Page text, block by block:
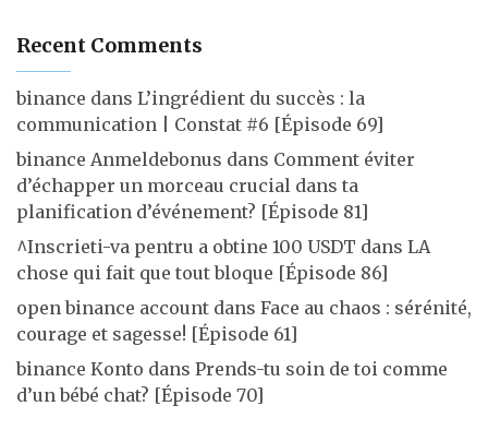
Recent Comments
binance dans L’ingrédient du succès : la
communication | Constat #6 [Épisode 69]
binance Anmeldebonus dans Comment éviter
d’échapper un morceau crucial dans ta
planification d’événement? [Épisode 81]
^Inscrieti-va pentru a obtine 100 USDT dans LA
chose qui fait que tout bloque [Épisode 86]
open binance account dans Face au chaos : sérénité,
courage et sagesse! [Épisode 61]
binance Konto dans Prends-tu soin de toi comme
d’un bébé chat? [Épisode 70]